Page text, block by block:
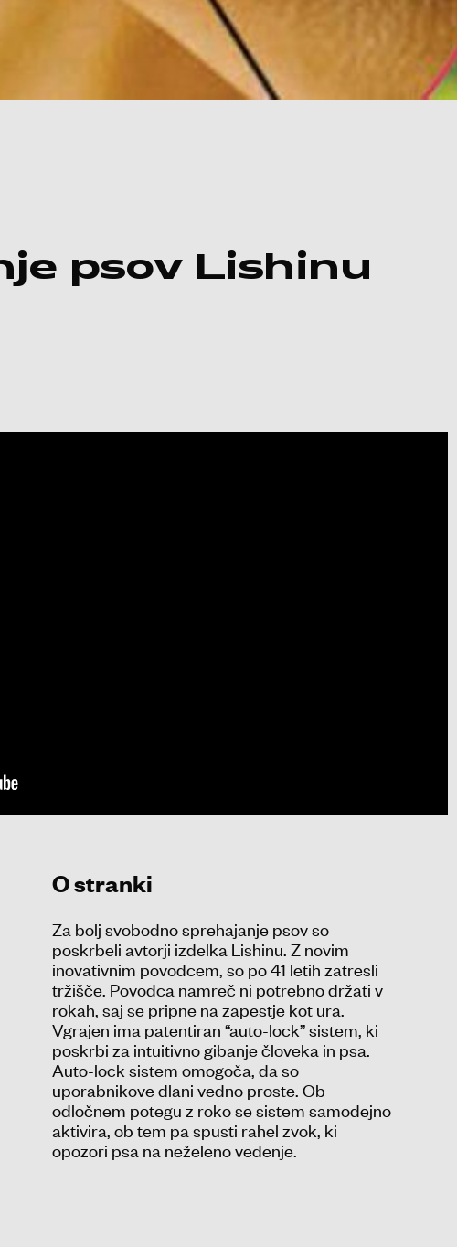
psov Lishinu
O stranki
Za bolj svobodno sprehajanje psov so
poskrbeli avtorji izdelka Lishinu. Z novim
inovativnim povodcem, so po 41 letih zatresli
tržišče. Povodca namreč ni potrebno držati v
rokah, saj se pripne na zapestje kot ura.
Vgrajen ima patentiran “auto-lock” sistem, ki
poskrbi za intuitivno gibanje človeka in psa.
Auto-lock sistem omogoča, da so
uporabnikove dlani vedno proste. Ob
odločnem potegu z roko se sistem samodejno
aktivira, ob tem pa spusti rahel zvok, ki
opozori psa na neželeno vedenje.